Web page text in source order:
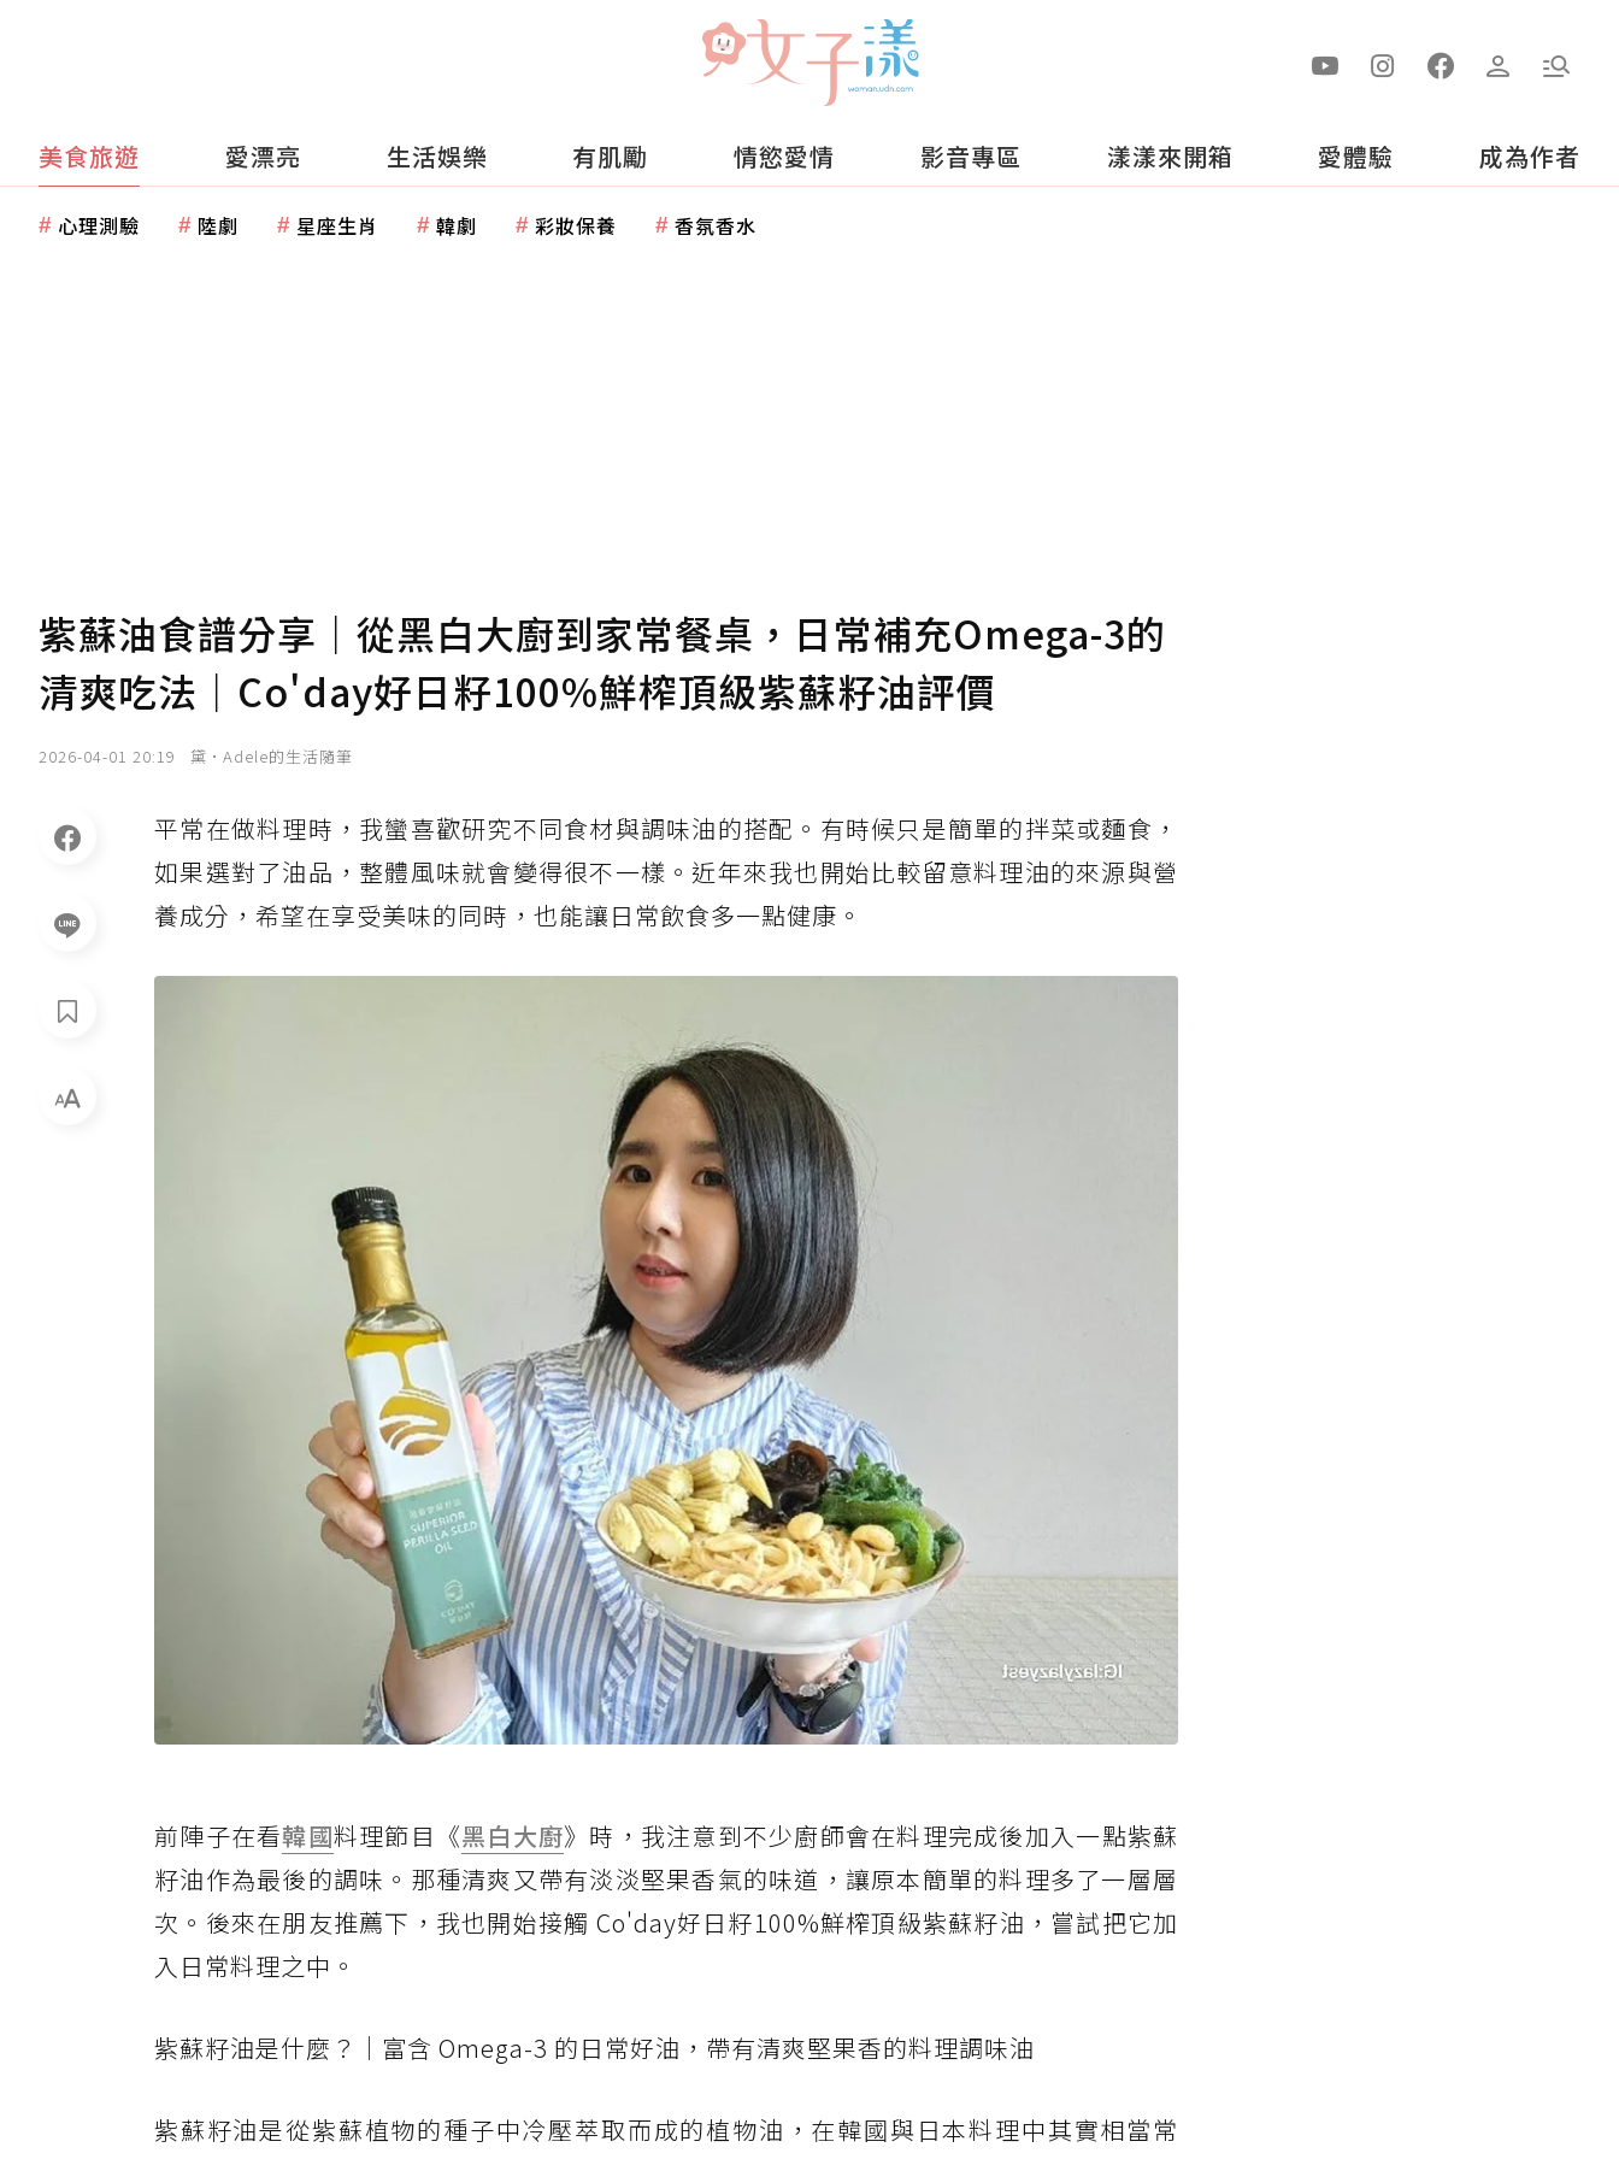
美食旅遊 愛漂亮 生活娛樂 有肌勵 情慾愛情 影音專區 漾漾來開箱 愛體驗 成為作者
心理測驗 陸劇 星座生肖 韓劇 彩妝保養 香氛香水
紫蘇油食譜分享｜從黑白大廚到家常餐桌，日常補充Omega-3的
清爽吃法｜Co'day好日籽100%鮮榨頂級紫蘇籽油評價
2026-04-01 20:19 黛•Adele的生活隨筆
平常在做料理時，我蠻喜歡研究不同食材與調味油的搭配。有時候只是簡單的拌菜或麵食，
如果選對了油品，整體風味就會變得很不一樣。近年來我也開始比較留意料理油的來源與營
養成分，希望在享受美味的同時，也能讓日常飲食多一點健康。
前陣子在看韓國料理節目《黑白大廚》時，我注意到不少廚師會在料理完成後加入一點紫蘇
籽油作為最後的調味。那種清爽又帶有淡淡堅果香氣的味道，讓原本簡單的料理多了一層層
次。後來在朋友推薦下，我也開始接觸 Co'day好日籽100%鮮榨頂級紫蘇籽油，嘗試把它加
入日常料理之中。
紫蘇籽油是什麼？｜富含 Omega-3 的日常好油，帶有清爽堅果香的料理調味油
紫蘇籽油是從紫蘇植物的種子中冷壓萃取而成的植物油，在韓國與日本料理中其實相當常